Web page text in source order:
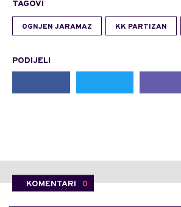
TAGOVI
OGNJEN JARAMAZ KK PARTIZAN
PODIJELI
KOMENTARI 0